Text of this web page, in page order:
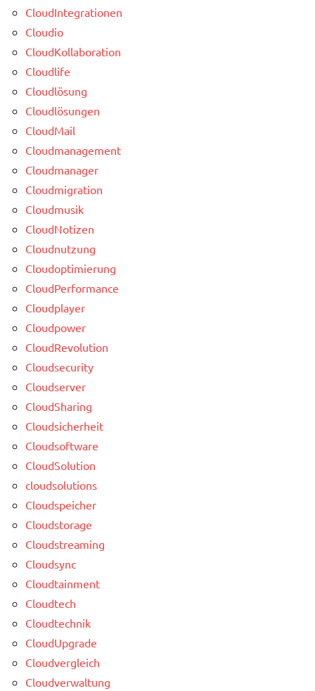
CloudIntegrationen
Cloudio
CloudKollaboration
Cloudlife
Cloudlösung
Cloudlösungen
CloudMail
Cloudmanagement
Cloudmanager
Cloudmigration
Cloudmusik
CloudNotizen
Cloudnutzung
Cloudoptimierung
CloudPerformance
Cloudplayer
Cloudpower
CloudRevolution
Cloudsecurity
Cloudserver
CloudSharing
Cloudsicherheit
Cloudsoftware
CloudSolution
cloudsolutions
Cloudspeicher
Cloudstorage
Cloudstreaming
Cloudsync
Cloudtainment
Cloudtech
Cloudtechnik
CloudUpgrade
Cloudvergleich
Cloudverwaltung